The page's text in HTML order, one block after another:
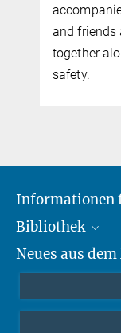
and friends
together
safety.
Informationen
Forschende
Gäste
Bibliothek
Profil
Neues aus
Newsletter